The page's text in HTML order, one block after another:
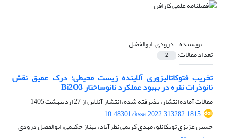
نویسنده =درودی، ابوالفضل
تعداد مقالات: 2
تخریب فتوکاتالیزوری آلاینده زیست محیطی: درک عمیق نقش
نانوذرات نقره در بهبود عملکرد نانوساختار Bi2O3
مقالات آماده انتشار، پذیرفته شده، انتشار آنلاین از27 اردیبهشت 1405
10.48301/kssa.2022.313282.1815
حسین عزیزی توپکانلو، مهدی کریمی نظرآباد، بهناز حکیمی، ابوالفضل درودی